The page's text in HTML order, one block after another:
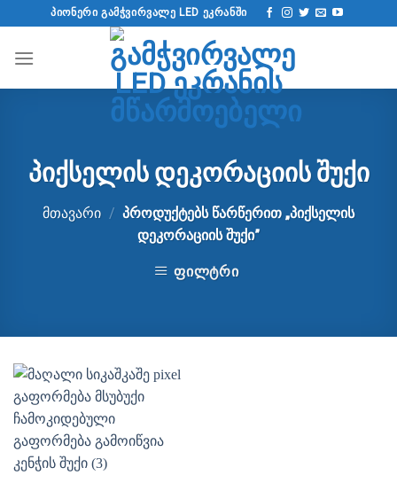
გადადით
შინაარსზე
ᲞᲘᲝᲜᲔᲠᲘ ᲒᲐᲛᲭᲕᲘᲠᲕᲐᲚᲔ LED ᲔᲙᲠᲐᲜᲨᲘ
პიქსელის დეკორაციის შუქი
მთავარი / პროდუქტებს წარწერით „პიქსელის
დეკორაციის შუქი”
ᲤᲘᲚᲢᲠᲘ